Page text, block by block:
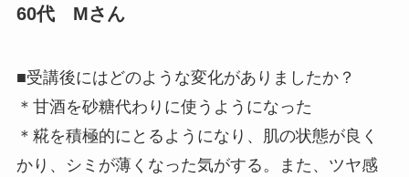
60代 Mさん
■受講後にはどのような変化がありましたか？
＊甘酒を砂糖代わりに使うようになった
＊糀を積極的にとるようになり、肌の状態が良く
かり、シミが薄く なった気がする。また、ツヤ感